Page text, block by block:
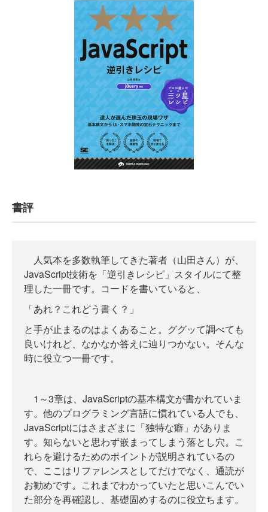
書評
人気本を多数執筆してきた著者（山田さん）が、
JavaScript技術を「逆引きレシピ」スタイルにて整
理した一冊です。コードを書いていると、
「あれ？これどう書く？」
と手が止まるのはよくあること。ググッて調べても
良いけれど、なかなか答えに辿りつかない。そんな
時に役立つ一冊です。
1～3章は、JavaScriptの基本構文が書かれていま
す。他のプログラミング言語に慣れている人でも、
JavaScriptにはさまざまに「独特な癖」がありま
す。知らないと思わず嵌まってしまう落とし穴。こ
れらを避けるためのポイントが説明されているの
で、ここはリファレンスとしてだけでなく、通読が
お勧めです。これまでわかっていたと思いこんでい
た部分を再確認し、基礎固めするのに役立ちます。